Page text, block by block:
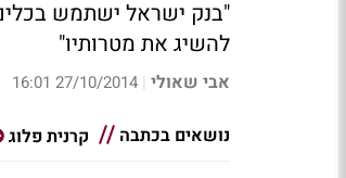
"בנק ישראל ישתמש
להשיג את מטרותיו"
אבי שאולי |
27/10/2014 16:01
נושאים בכתבה
קרנית פלוג